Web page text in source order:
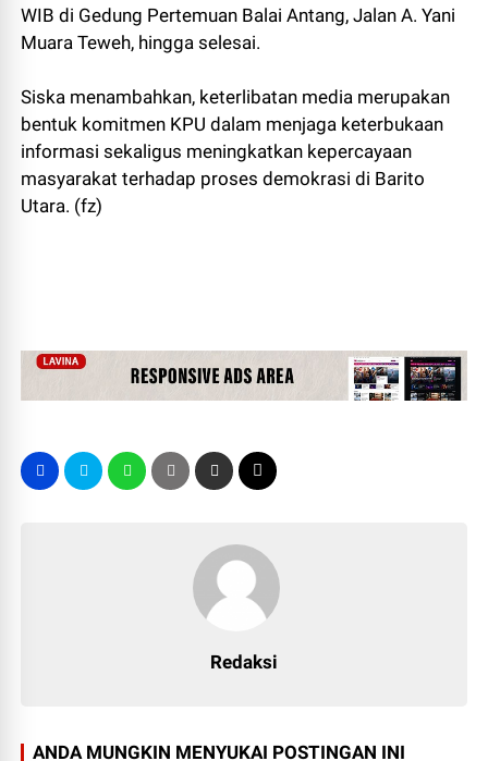
WIB di Gedung Pertemuan Balai Antang, Jalan A. Yani
Muara Teweh, hingga selesai.
Siska menambahkan, keterlibatan media merupakan
bentuk komitmen KPU dalam menjaga keterbukaan
informasi sekaligus meningkatkan kepercayaan
masyarakat terhadap proses demokrasi di Barito
Utara. (fz)
Redaksi
ANDA MUNGKIN MENYUKAI POSTINGAN INI